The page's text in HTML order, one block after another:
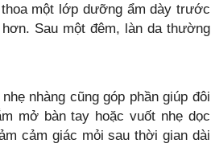
một lớp dưỡng ẩm dày trước
Sau một đêm, làn da thường
nhàng cũng góp phần giúp đôi
mở bàn tay hoặc vuốt nhẹ dọc
cảm giác mỏi sau thời gian dài